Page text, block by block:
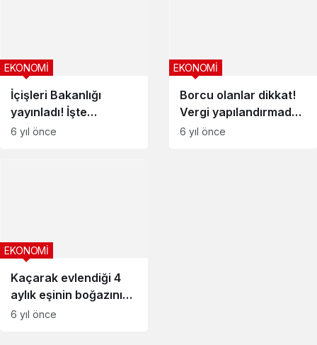
İçişleri Bakanlığı
yayınladı! İşte
koronavirüs
EKONOMİ
6 yıl önce
Borcu olanlar dikkat!
Vergi yapılandırmada
son başvuru tarihi 31
EKONOMİ
6 yıl önce
Kaçarak evlendiği 4
aylık eşinin boğazını
kesti
EKONOMİ
6 yıl önce